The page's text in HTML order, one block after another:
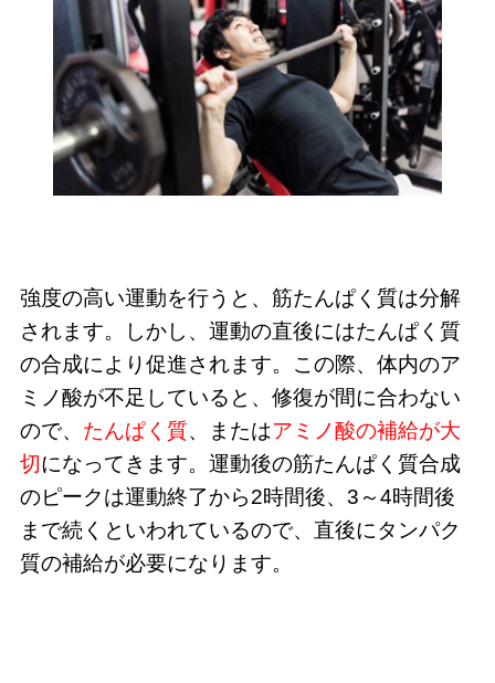
強度の高い運動を行うと、筋たんぱく質は分解
されます。しかし、運動の直後にはたんぱく質
の合成により促進されます。この際、体内のア
ミノ酸が不足していると、修復が間に合わない
ので、 たんぱく質、またはアミノ酸の補給が大
切になってきます。運動後の筋たんぱく質合成
のピークは運動終了から2時間後、3～4時間後
まで続くといわれているので、直後にタンパク
質の補給が必要になります。